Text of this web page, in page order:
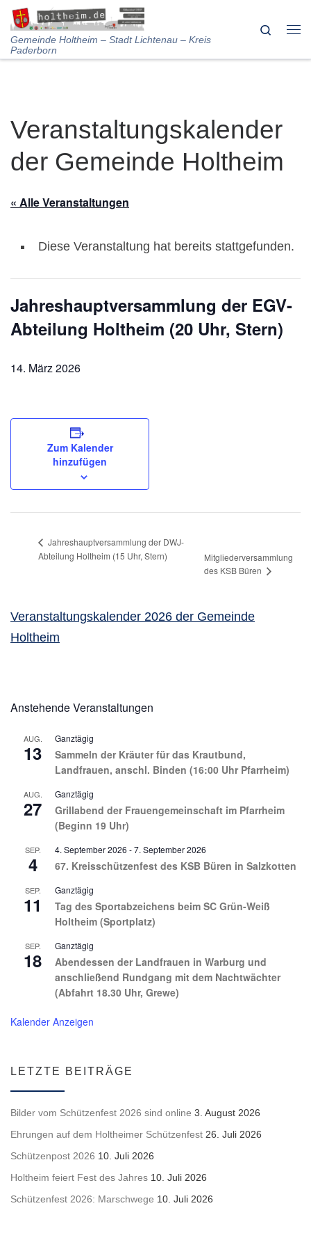
Skip to content
Gemeinde Holtheim – Stadt Lichtenau – Kreis
Paderborn
Search
Veranstaltungskalender
der Gemeinde Holtheim
« Alle Veranstaltungen
Diese Veranstaltung hat bereits stattgefunden.
Jahreshauptversammlung der EGV-
Abteilung Holtheim (20 Uhr, Stern)
14. März 2026
Zum Kalender
hinzufügen
Jahreshauptversammlung der DWJ-
Abteilung Holtheim (15 Uhr, Stern)
Mitgliederversammlung
des KSB Büren
Veranstaltungskalender 2026 der Gemeinde
Holtheim
Anstehende Veranstaltungen
AUG.
13
Ganztägig
Sammeln der Kräuter für das Krautbund,
Landfrauen, anschl. Binden (16:00 Uhr Pfarrheim)
AUG.
27
Ganztägig
Grillabend der Frauengemeinschaft im Pfarrheim
(Beginn 19 Uhr)
SEP.
4
4. September 2026 -7. September 2026
67. Kreisschützenfest des KSB Büren in Salzkotten
SEP.
11
Ganztägig
Tag des Sportabzeichens beim SC Grün-Weiß
Holtheim (Sportplatz)
SEP.
18
Ganztägig
Abendessen der Landfrauen in Warburg und
anschließend Rundgang mit dem Nachtwächter
(Abfahrt 18.30 Uhr, Grewe)
Kalender Anzeigen
LETZTE BEITRÄGE
Bilder vom Schützenfest 2026 sind online 3. August 2026
Ehrungen auf dem Holtheimer Schützenfest 26. Juli 2026
Schützenpost 2026 10. Juli 2026
Holtheim feiert Fest des Jahres 10. Juli 2026
Schützenfest 2026: Marschwege 10. Juli 2026